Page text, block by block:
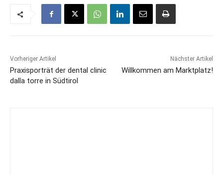
Vorheriger Artikel
Praxisporträt der dental clinic
dalla torre in Südtirol
Nächster Artikel
Willkommen am Marktplatz!